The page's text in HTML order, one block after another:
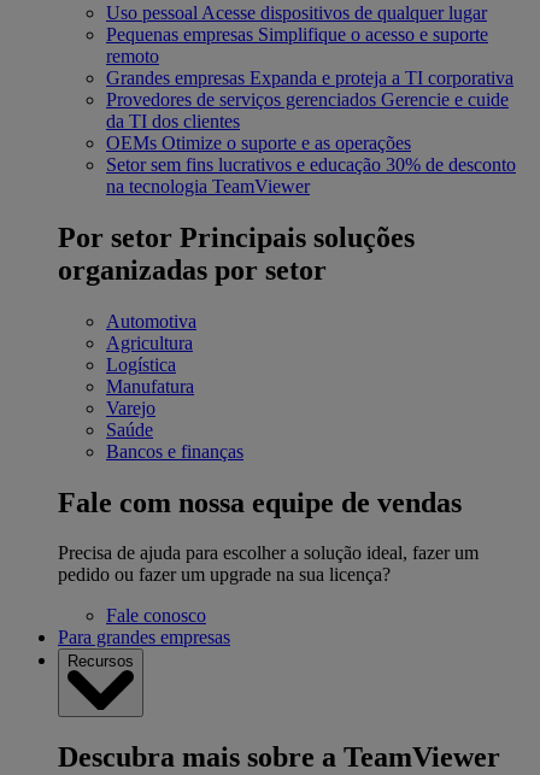
Uso pessoal Acesse dispositivos de qualquer lugar
Pequenas empresas Simplifique o acesso e suporte
remoto
Grandes empresas Expanda e proteja a TI corporativa
Provedores de serviços gerenciados Gerencie e cuide
da TI dos clientes
OEMs Otimize o suporte e as operações
Setor sem fins lucrativos e educação 30% de desconto
na tecnologia TeamViewer
Por setor Principais soluções
organizadas por setor
Automotiva
Agricultura
Logística
Manufatura
Varejo
Saúde
Bancos e finanças
Fale com nossa equipe de vendas
Precisa de ajuda para escolher a solução ideal, fazer um
pedido ou fazer um upgrade na sua licença?
Fale conosco
Para grandes empresas
Recursos
Descubra mais sobre a TeamViewer